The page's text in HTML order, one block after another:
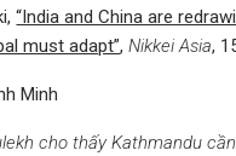
“India and China are
must adapt”,Nikkei Asia,
Minh
cho thấy Kathmandu